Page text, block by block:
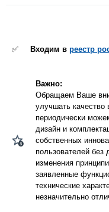
✅ Входим в реестр
Важно:
Обращаем Ваше
улучшать качество
периодически
дизайн и
собственных
пользователей без
изменения
заявленные
технические
незначительно